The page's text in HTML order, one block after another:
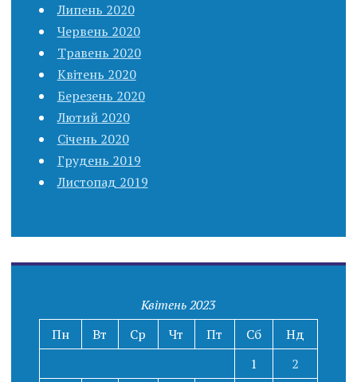
Липень 2020
Червень 2020
Травень 2020
Квітень 2020
Березень 2020
Лютий 2020
Січень 2020
Грудень 2019
Листопад 2019
Квітень 2023
Пн
Вт Ср Чт Пт Сб
Нд
1
2